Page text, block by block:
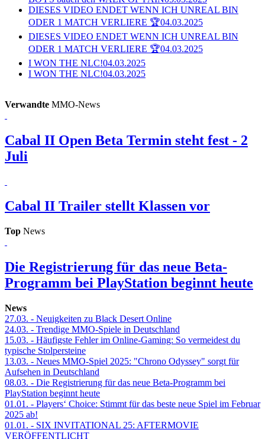
DIESES VIDEO ENDET WENN ICH UNREAL BIN
ODER 1 MATCH VERLIERE 🏆04.03.2025
DIESES VIDEO ENDET WENN ICH UNREAL BIN
ODER 1 MATCH VERLIERE 🏆04.03.2025
I WON THE NLC!04.03.2025
I WON THE NLC!04.03.2025
Verwandte MMO-News
Cabal II Open Beta Termin steht fest - 2
Juli
Cabal II Trailer stellt Klassen vor
Top News
Die Registrierung für das neue Beta-
Programm bei PlayStation beginnt heute
News
27.03. - Neuigkeiten zu Black Desert Online
24.03. - Trendige MMO-Spiele in Deutschland
15.03. - Häufigste Fehler im Online-Gaming: So vermeidest du
typische Stolpersteine
13.03. - Neues MMO-Spiel 2025: "Chrono Odyssey" sorgt für
Aufsehen in Deutschland
08.03. - Die Registrierung für das neue Beta-Programm bei
PlayStation beginnt heute
01.01. - Players‘ Choice: Stimmt für das beste neue Spiel im Februar
2025 ab!
01.01. - SIX INVITATIONAL 25: AFTERMOVIE
VERÖFFENTLICHT